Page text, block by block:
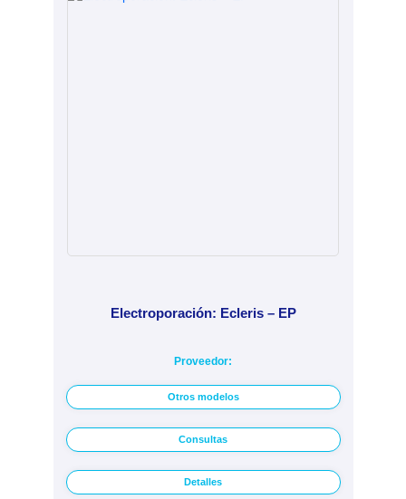
Electroporación: Ecleris – EP
Proveedor:
Otros modelos
Consultas
Detalles